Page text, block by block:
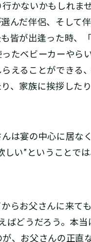
かないかもしれ
んだ伴侶、そして
皆が出逢った時
たベビーカーやら
えることができる
、家族に挨拶した
は宴の中心に居な
い”ということで
らお父さんに来て
ばどうだろう。本
、お父さんの正直